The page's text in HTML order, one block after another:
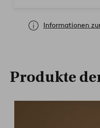
Informationen
Produkte